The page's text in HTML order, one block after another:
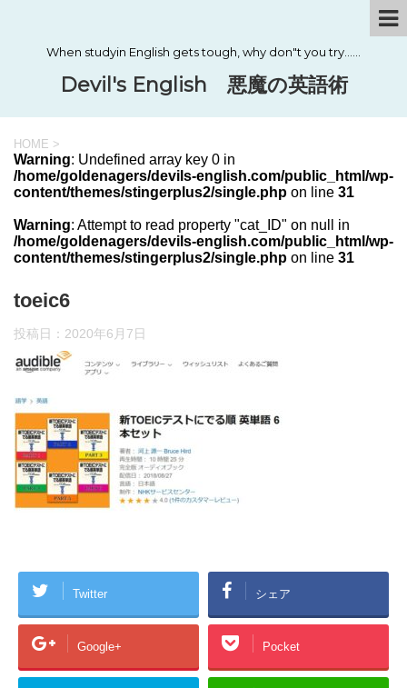
When studyin English gets tough, why don"t you try……
Devil's English 悪魔の英語術
HOME >
Warning: Undefined array key 0 in
/home/goldenagers/devils-english.com/public_html/wp-
content/themes/stingerplus2/single.php on line 31
Warning: Attempt to read property "cat_ID" on null in
/home/goldenagers/devils-english.com/public_html/wp-
content/themes/stingerplus2/single.php on line 31
toeic6
投稿日： 2020年6月7日
Twitter シェア
Google+ Pocket